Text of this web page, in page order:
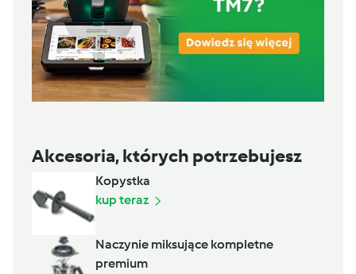
Akcesoria, których potrzebujesz
Kopystka
kup teraz
Naczynie miksujące kompletne
premium